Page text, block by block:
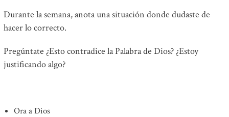
Durante la semana, anota una situación donde dudaste de
hacer lo correcto.
Pregúntate ¿Esto contradice la Palabra de Dios? ¿Estoy
justificando algo?
Ora a Dios